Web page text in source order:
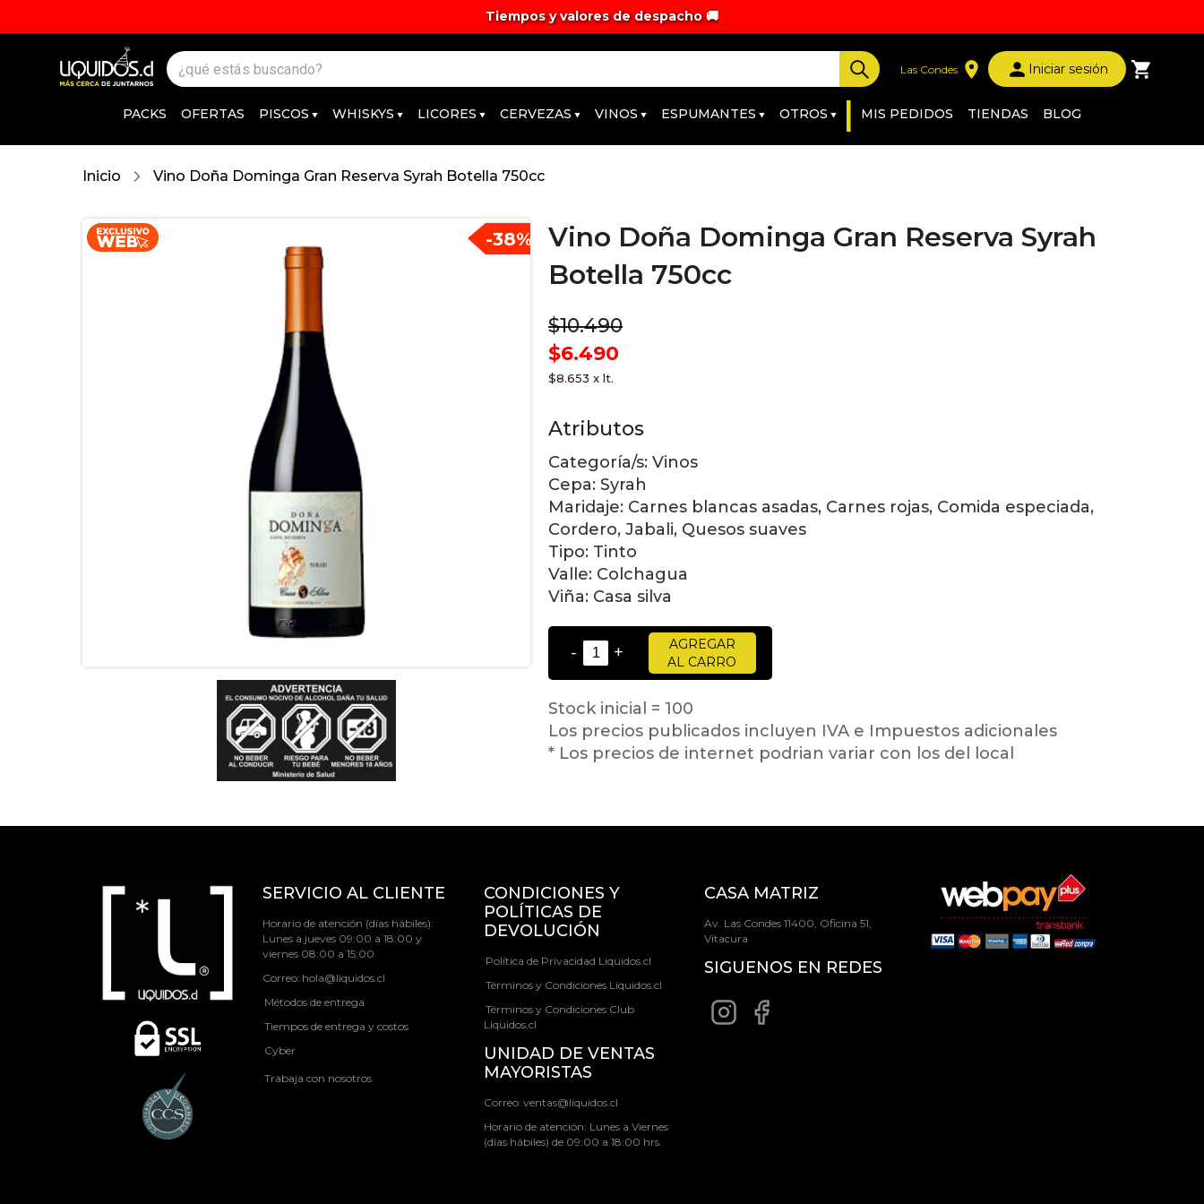
Tiempos y valores de despacho 🚚
Las Condes Iniciar sesión
PACKS OFERTAS PISCOS WHISKYS LICORES CERVEZAS VINOS ESPUMANTES OTROS | MIS PEDIDOS TIENDAS BLOG
Inicio Vino Doña Dominga Gran Reserva Syrah Botella 750cc
-38%
Vino Doña Dominga Gran Reserva Syrah
Botella 750cc
$10.490
$6.490
$8.653 x lt.
Atributos
Categoría/s: Vinos
Cepa: Syrah
Maridaje: Carnes blancas asadas, Carnes rojas, Comida especiada,
Cordero, Jabali, Quesos suaves
Tipo: Tinto
Valle: Colchagua
Viña: Casa silva
- +
AGREGAR
AL CARRO
Stock inicial = 100
Los precios publicados incluyen IVA e Impuestos adicionales
* Los precios de internet podrian variar con los del local
SERVICIO AL CLIENTE
Horario de atención (días hábiles):
Lunes a jueves 09:00 a 18:00 y
viernes 08:00 a 15:00
Correo: hola@liquidos.cl
Métodos de entrega
Tiempos de entrega y costos
Cyber
Trabaja con nosotros
CONDICIONES Y
POLÍTICAS DE
DEVOLUCIÓN
Política de Privacidad Liquidos.cl
Términos y Condiciones Liquidos.cl
Términos y Condiciones Club
Liquidos.cl
UNIDAD DE VENTAS
MAYORISTAS
Correo: ventas@liquidos.cl
Horario de atención: Lunes a Viernes
(días hábiles) de 09:00 a 18:00 hrs.
CASA MATRIZ
Av. Las Condes 11400, Oficina 51,
Vitacura
SIGUENOS EN REDES